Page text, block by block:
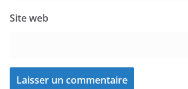
Site web